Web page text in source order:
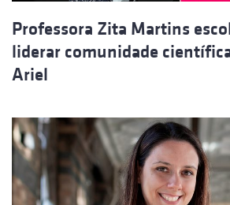
Professora Zita Martins
liderar comunidade
Ariel